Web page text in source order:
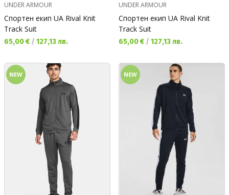
UNDER ARMOUR
Спортен екип UA Rival Knit
Track Suit
Текуща цена:
65,00 € / 127,13 лв.
UNDER ARMOUR
Спортен екип UA Rival Knit
Track Suit
Текуща цена:
65,00 € / 127,13 лв.
NEW NEW